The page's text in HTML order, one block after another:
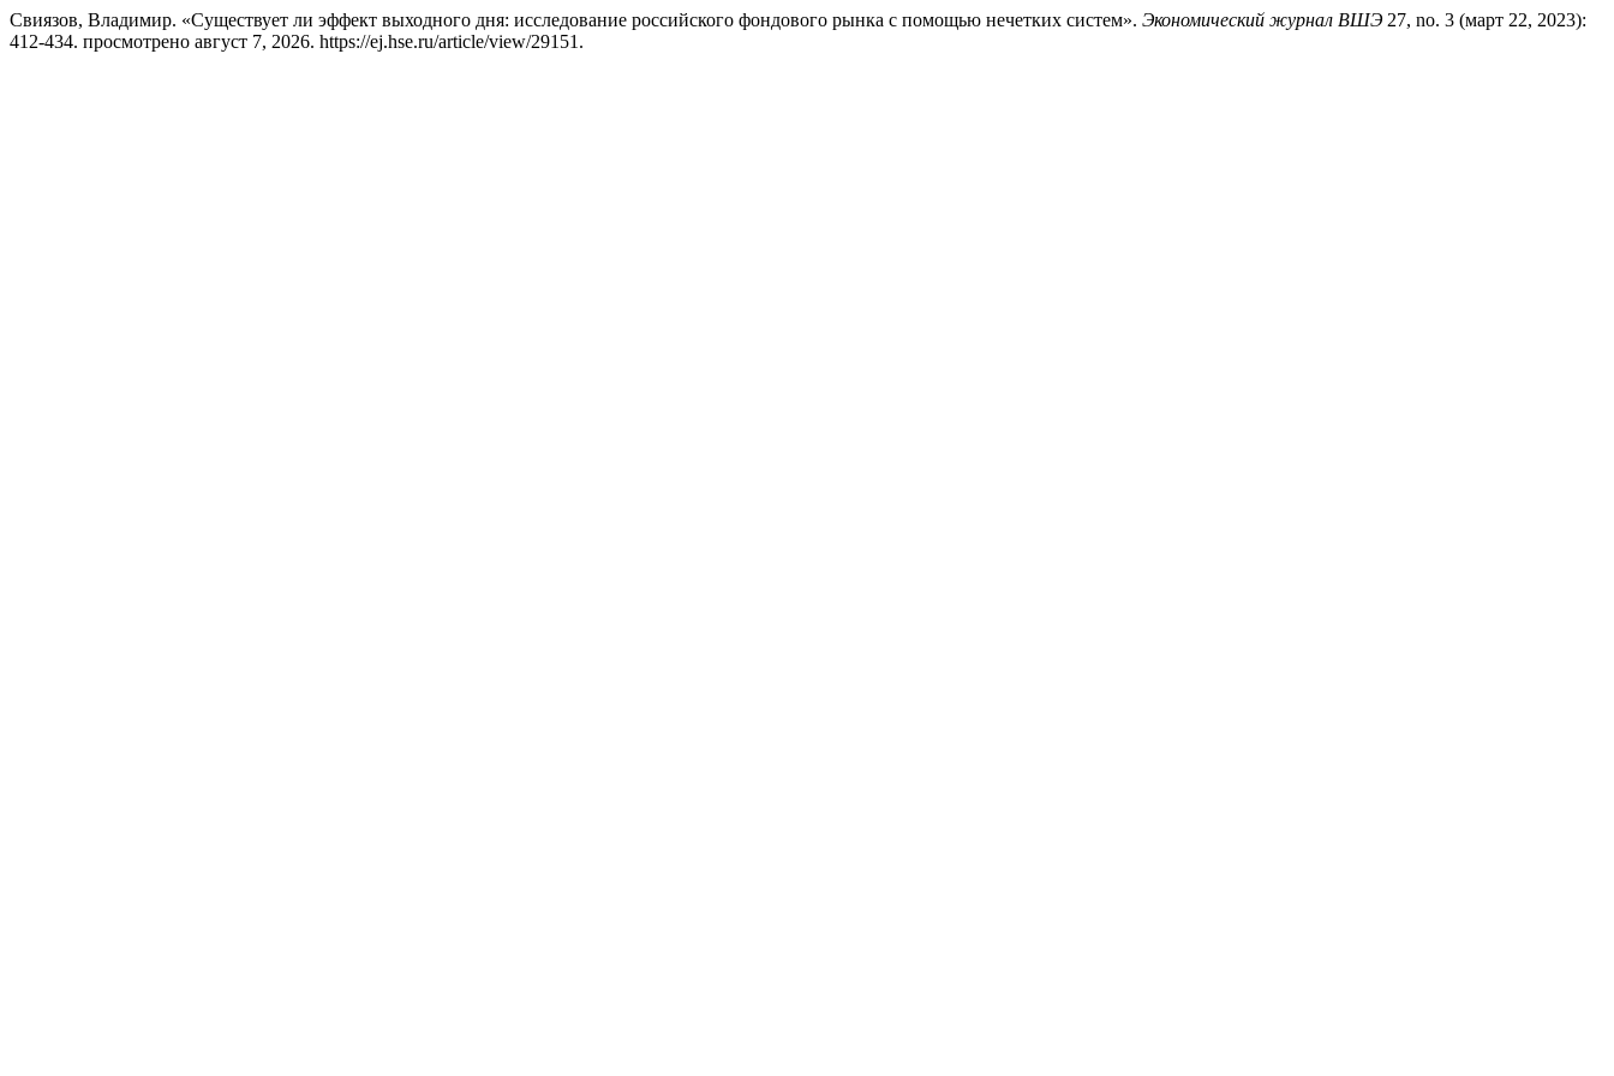
Свиязов, Владимир. «Существует ли эффект выходного дня: исследование российского фондового рынка с помощью нечетких систем». Экономический журнал ВШЭ 27, no. 3 (март 22, 2023):
412-434. просмотрено август 7, 2026. https://ej.hse.ru/article/view/29151.